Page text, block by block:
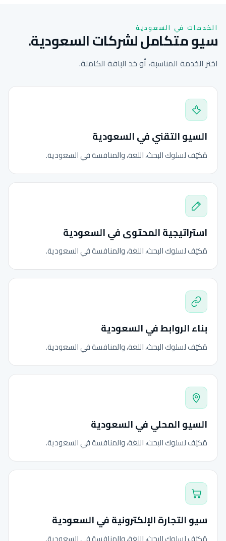
الخدمات في السعودية
سيو متكامل لشركات السعودية.
اختر الخدمة المناسبة، أو خذ الباقة الكاملة.
السيو التقني في السعودية
مُكيّف لسلوك البحث، اللغة، والمنافسة في السعودية.
استراتيجية المحتوى في السعودية
مُكيّف لسلوك البحث، اللغة، والمنافسة في السعودية.
بناء الروابط في السعودية
مُكيّف لسلوك البحث، اللغة، والمنافسة في السعودية.
السيو المحلي في السعودية
مُكيّف لسلوك البحث، اللغة، والمنافسة في السعودية.
سيو التجارة الإلكترونية في السعودية